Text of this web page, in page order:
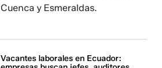
Cuenca y Esmeraldas.
Vacantes laborales en Ecuador: